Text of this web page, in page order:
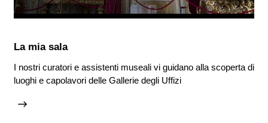
La mia sala
I nostri curatori e assistenti museali vi guidano alla scoperta di
luoghi e capolavori delle Gallerie degli Uffizi